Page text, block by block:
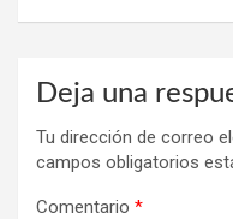
Deja una
Tu dirección de correo
campos obligatorios
Comentario *